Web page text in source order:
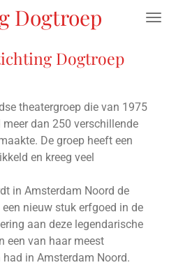
Dogtroep
Dogtroep
theatergroep die van 1975
dan 250 verschillende
De groep heeft een
en kreeg veel
in Amsterdam Noord de
een nieuw stuk erfgoed in de
aan deze legendarische
een van haar meest
in Amsterdam Noord.